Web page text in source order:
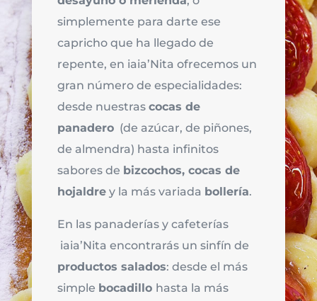
simplemente para darte ese
capricho que ha llegado de
repente, en iaia’Nita ofrecemos un
gran número de especialidades:
desde nuestras cocas de
panadero(de azúcar, de piñones,
de almendra) hasta infinitos
sabores de bizcochos, cocas de
hojaldrey la más variada bollería.
En las panaderías y cafeterías
iaia’Nita encontrarás un sinfín de
productos salados: desde el más
simple bocadillo hasta la más